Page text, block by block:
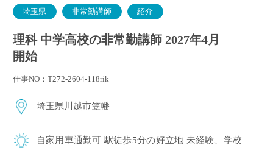
埼玉県 非常勤講師 紹介
理科 中学高校の非常勤講師 2027年4月
開始
仕事NO：T272-2604-118rik
埼玉県川越市笠幡
自家用車通勤可 駅徒歩5分の好立地 未経験、学校